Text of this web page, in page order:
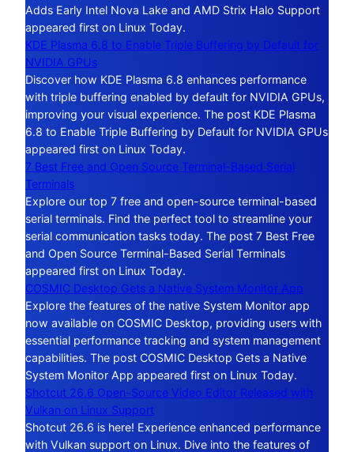
Adds Early Intel Nova Lake and AMD Strix Halo Support
appeared first on Linux Today.
KDE Plasma 6.8 to Enable Triple Buffering by Default for
NVIDIA GPUs
Discover how KDE Plasma 6.8 enhances performance
with triple buffering enabled by default for NVIDIA GPUs,
improving your visual experience. The post KDE Plasma
6.8 to Enable Triple Buffering by Default for NVIDIA GPUs
appeared first on Linux Today.
7 Best Free and Open Source Terminal-Based Serial
Terminals
Explore our top 7 free and open-source terminal-based
serial terminals. Find the perfect tool to streamline your
serial communication tasks today. The post 7 Best Free
and Open Source Terminal-Based Serial Terminals
appeared first on Linux Today.
COSMIC Desktop Gets a Native System Monitor App
Explore the features of the native System Monitor app
now available on COSMIC Desktop, providing users with
essential performance tracking and system management
capabilities. The post COSMIC Desktop Gets a Native
System Monitor App appeared first on Linux Today.
Shotcut 26.6 Open-Source Video Editor Released with
Vulkan on Linux Support
Shotcut 26.6 is here! Experience enhanced performance
with Vulkan support on Linux. Dive into the features of